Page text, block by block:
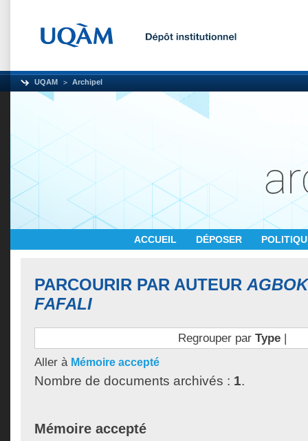
UQAM Archipel
ACCUEIL DÉPOSER
PARCOURIR PAR AUTEUR
FAFALI
Regrouper par Type|
Aller à Mémoire accepté
Nombre de documents archivés : 1.
Mémoire accepté